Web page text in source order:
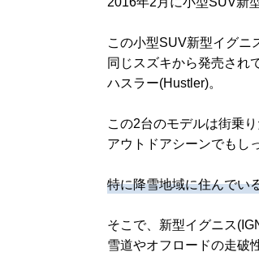
この小型SUV新型イグニ
同じスズキから発売され
ハスラー(Hustler)。
この2台のモデルは街乗
アウトドアシーンでもし
特に降雪地域に住んでい
そこで、新型イグニス
雪道やオフロードの走破